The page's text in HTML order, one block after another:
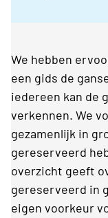
We hebben
een gids de
iedereen kan de
verkennen. We
gezamenlijk in
gereserveerd
overzicht geeft
gereserveerd in
eigen voorkeur